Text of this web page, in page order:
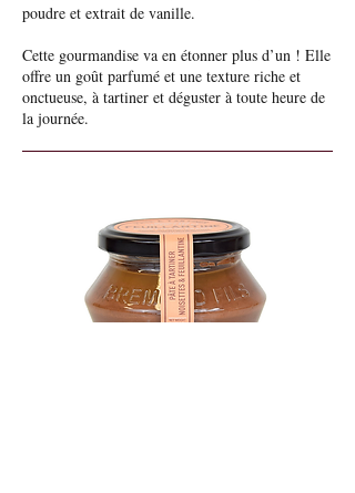
poudre et extrait de vanille.
Cette gourmandise va en étonner plus d’un ! Elle
offre un goût parfumé et une texture riche et
onctueuse, à tartiner et déguster à toute heure de
la journée.